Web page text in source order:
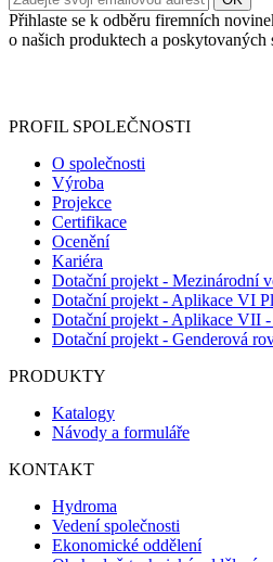
Přihlaste se k odběru firemních
o našich produktech a poskytovaných
PROFIL SPOLEČNOSTI
O společnosti
Výroba
Projekce
Certifikace
Ocenění
Kariéra
Dotační projekt - Mezinárodní
Dotační projekt - Aplikace VI
Dotační projekt - Aplikace VII
Dotační projekt - Genderová
PRODUKTY
Katalogy
Návody a formuláře
KONTAKT
Hydroma
Vedení společnosti
Ekonomické oddělení